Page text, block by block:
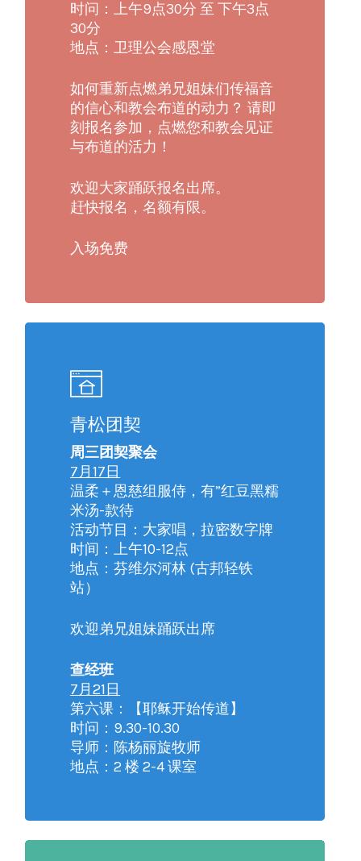
时问：上午9点30分 至 下午3点
30分
地点：卫理公会感恩堂
如何重新点燃弟兄姐妹们传福音
的信心和教会布道的动力？ 请即
刻报名参加，点燃您和教会见证
与布道的活力！
欢迎大家踊跃报名出席。
赶快报名，名额有限。
入场免费
青松团契
周三团契聚会
7月17日
温柔＋恩慈组服侍，有”红豆黑糯
米汤-款待
活动节目：大家唱，拉密数字牌
时间：上午10-12点
地点：芬维尔河林 (古邦轻铁
站）
欢迎弟兄姐妹踊跃出席
查经班
7月21日
第六课：【耶稣开始传道】
时问：9.30-10.30
导师：陈杨丽旋牧师
地点：2 楼 2-4 课室